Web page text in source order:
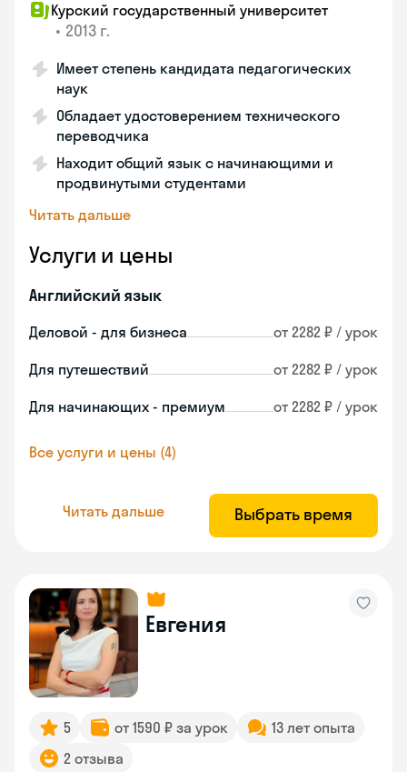
Курский государственный университет
• 2013 г.
Имеет степень кандидата педагогических
наук
Обладает удостоверением технического
переводчика
Находит общий язык с начинающими и
продвинутыми студентами
Читать дальше
Услуги и цены
Английский язык
Деловой - для бизнеса от 2282 ₽ / урок
Для путешествий от 2282 ₽ / урок
Для начинающих - премиум от 2282 ₽ / урок
Все услуги и цены (4)
Читать дальше Выбрать время
Евгения
5 от 1590 ₽ за урок
13 лет опыта
2 отзыва